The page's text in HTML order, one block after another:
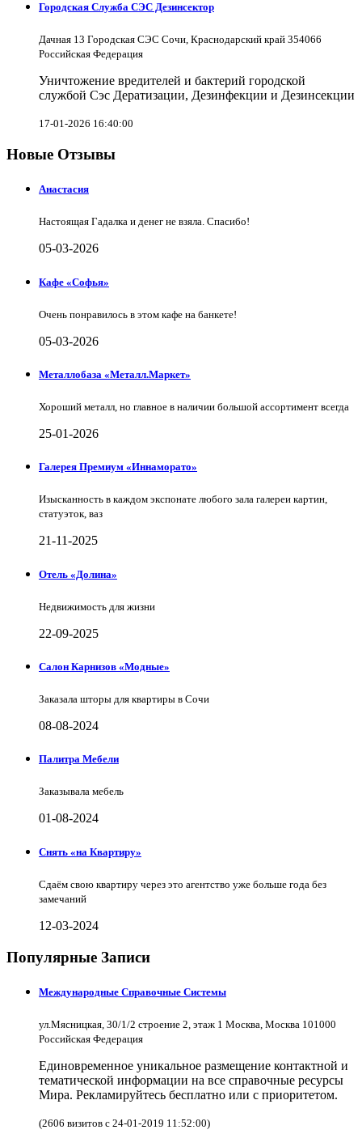
Городская Служба СЭС Дезинсектор
Дачная 13 Городская СЭС Сочи, Краснодарский край 354066
Российская Федерация
Уничтожение вредителей и бактерий городской
службой Сэс Дератизации, Дезинфекции и Дезинсекции
17-01-2026 16:40:00
Новые Отзывы
Анастасия
Настоящая Гадалка и денег не взяла. Спасибо!
05-03-2026
Кафе «Софья»
Очень понравилось в этом кафе на банкете!
05-03-2026
Металлобаза «Металл.Маркет»
Хороший металл, но главное в наличии большой ассортимент всегда
25-01-2026
Галерея Премиум «Иннаморато»
Изысканность в каждом экспонате любого зала галереи картин,
статуэток, ваз
21-11-2025
Отель «Долина»
Недвижимость для жизни
22-09-2025
Салон Карнизов «Модные»
Заказала шторы для квартиры в Сочи
08-08-2024
Палитра Мебели
Заказывала мебель
01-08-2024
Снять «на Квартиру»
Сдаём свою квартиру через это агентство уже больше года без
замечаний
12-03-2024
Популярные Записи
Международные Справочные Системы
ул.Мясницкая, 30/1/2 строение 2, этаж 1 Москва, Москва 101000
Российская Федерация
Единовременное уникальное размещение контактной и
тематической информации на все справочные ресурсы
Мира. Рекламируйтесь бесплатно или с приоритетом.
(2606 визитов с 24-01-2019 11:52:00)